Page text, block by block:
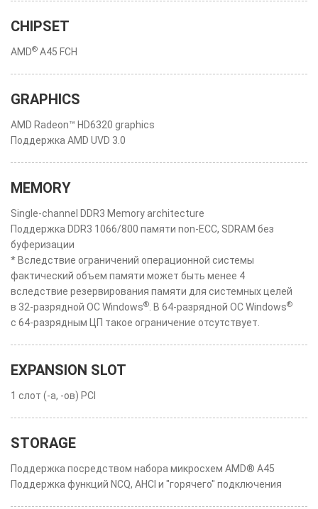
CHIPSET
AMD® A45 FCH
GRAPHICS
AMD Radeon™ HD6320 graphics
Поддержка AMD UVD 3.0
MEMORY
Single-channel DDR3 Memory architecture
Поддержка DDR3 1066/800 памяти non-ECC, SDRAM без
буферизации
* Вследствие ограничений операционной системы
фактический объем памяти может быть менее 4
вследствие резервирования памяти для системных целей
в 32-разрядной ОС Windows® . В 64-разрядной ОС Windows®
с 64-разрядным ЦП такое ограничение отсутствует.
EXPANSION SLOT
1 слот (-а, -ов) PCI
STORAGE
Поддержка посредством набора микросхем AMD® A45
Поддержка функций NCQ, AHCI и "горячего" подключения